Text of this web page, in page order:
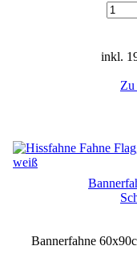
inkl.
Zu
Bannerfahne